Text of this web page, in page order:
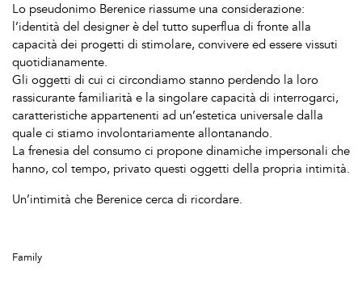
Lo pseudonimo Berenice riassume una considerazione:
l’identità del designer è del tutto superflua di fronte alla
capacità dei progetti di stimolare, convivere ed essere vissuti
quotidianamente.
Gli oggetti di cui ci circondiamo stanno perdendo la loro
rassicurante familiarità e la singolare capacità di interrogarci,
caratteristiche appartenenti ad un’estetica universale dalla
quale ci stiamo involontariamente allontanando.
La frenesia del consumo ci propone dinamiche impersonali che
hanno, col tempo, privato questi oggetti della propria intimità.
Un’intimità che Berenice cerca di ricordare.
Family